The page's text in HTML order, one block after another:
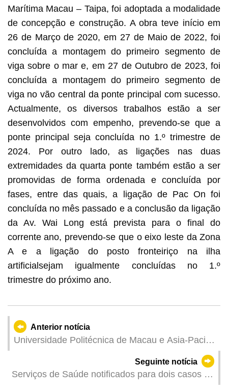
Marítima Macau – Taipa, foi adoptada a modalidade
de concepção e construção. A obra teve início em
26 de Março de 2020, em 27 de Maio de 2022, foi
concluída a montagem do primeiro segmento de
viga sobre o mar e, em 27 de Outubro de 2023, foi
concluída a montagem do primeiro segmento de
viga no vão central da ponte principal com sucesso.
Actualmente, os diversos trabalhos estão a ser
desenvolvidos com empenho, prevendo-se que a
ponte principal seja concluída no 1.º trimestre de
2024. Por outro lado, as ligações nas duas
extremidades da quarta ponte também estão a ser
promovidas de forma ordenada e concluída por
fases, entre das quais, a ligação de Pac On foi
concluída no mês passado e a conclusão da ligação
da Av. Wai Long está prevista para o final do
corrente ano, prevendo-se que o eixo leste da Zona
A e a ligação do posto fronteiriço na ilha
artificialsejam igualmente concluídas no 1.º
trimestre do próximo ano.
Anterior notícia
Universidade Politécnica de Macau e Asia-Pacific
Conferência Internacional do Ensino Superior,
para explorar inteligência artificial e
Seguinte notícia
Serviços de Saúde notificados para dois casos de